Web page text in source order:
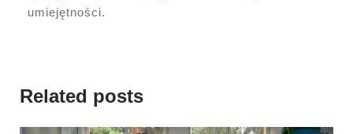
umiejętności.
Related posts